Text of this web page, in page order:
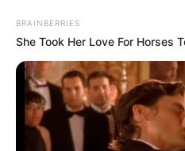
BRAINBERRIES
She Took Her Love For Horses